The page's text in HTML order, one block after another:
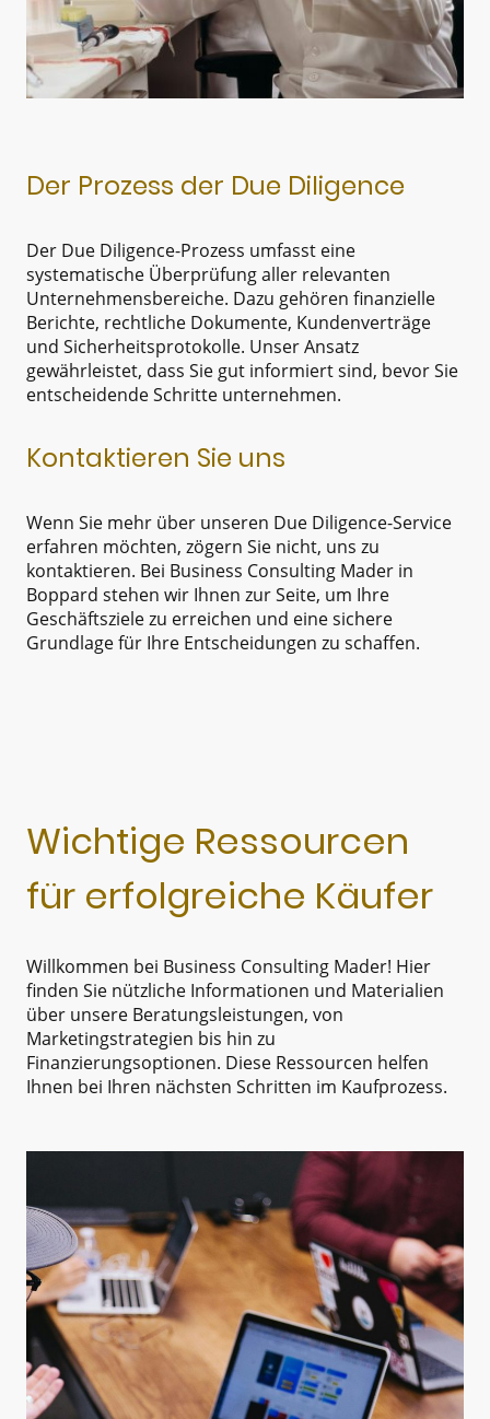
Der Prozess der Due Diligence
Der Due Diligence-Prozess umfasst eine
systematische Überprüfung aller relevanten
Unternehmensbereiche. Dazu gehören finanzielle
Berichte, rechtliche Dokumente, Kundenverträge
und Sicherheitsprotokolle. Unser Ansatz
gewährleistet, dass Sie gut informiert sind, bevor Sie
entscheidende Schritte unternehmen.
Kontaktieren Sie uns
Wenn Sie mehr über unseren Due Diligence-Service
erfahren möchten, zögern Sie nicht, uns zu
kontaktieren. Bei Business Consulting Mader in
Boppard stehen wir Ihnen zur Seite, um Ihre
Geschäftsziele zu erreichen und eine sichere
Grundlage für Ihre Entscheidungen zu schaffen.
Wichtige Ressourcen
für erfolgreiche Käufer
Willkommen bei Business Consulting Mader! Hier
finden Sie nützliche Informationen und Materialien
über unsere Beratungsleistungen, von
Marketingstrategien bis hin zu
Finanzierungsoptionen. Diese Ressourcen helfen
Ihnen bei Ihren nächsten Schritten im Kaufprozess.